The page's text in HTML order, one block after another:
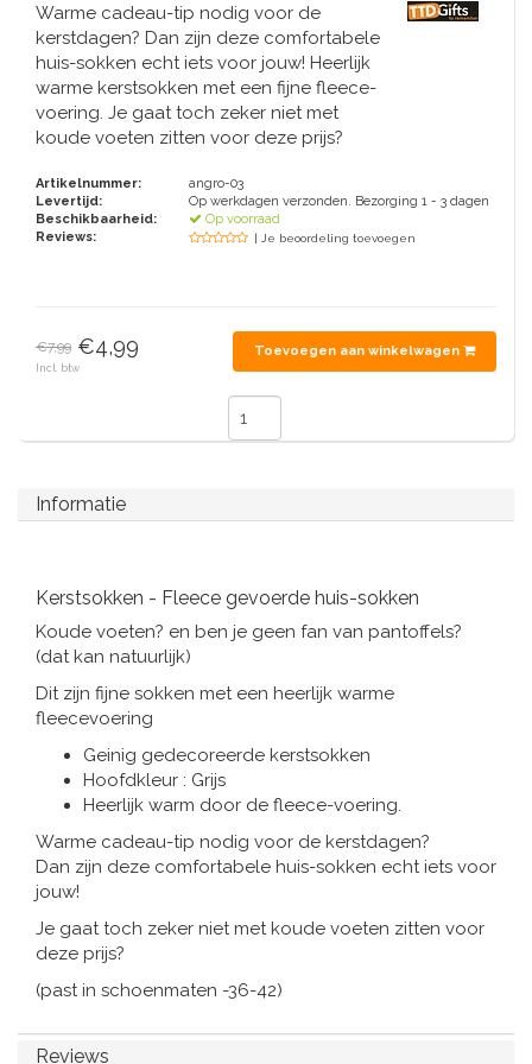
Piet Mondriaan
Maria Sibylla Merian
Jacob Marrel
Fabritius - Het puttertje
Oranje artikelen
Mokken en Pullen
Sinterklaas
Pillen en Spiegeldoosjes
Nautische Souvenirs
Asbakken
Wens & Ansichtkaarten
Koninghuis artikelen
Pins - Speldjes
Wandborden - Gekleurd en Delfts blauw
Peper en Zout stelletjes
Speelkaarten
Katoenen draagtassen
Opvouwbare Nylon tassen
Toilettassen - Make-up tassen
Rompers en Slabbetjes
Waaiers
Reis - Nekkussens
Delfts blauwe wenskaarten
Delfts blauwe tegels
Delfts blauwe vazen
Delfts blauwe servetten
Delfts blauwe Fashionitems
Warme cadeau-tip nodig voor de
kerstdagen? Dan zijn deze comfortabele
huis-sokken echt iets voor jouw! Heerlijk
warme kerstsokken met een fijne fleece-
voering. Je gaat toch zeker niet met
koude voeten zitten voor deze prijs?
Artikelnummer:
angro-03
Levertijd:
Op werkdagen verzonden. Bezorging 1 - 3 dagen
Beschikbaarheid:
Op voorraad
Reviews:
| Je beoordeling toevoegen
€7,99 €4,99
Incl. btw
Toevoegen aan winkelwagen
Informatie
Kerstsokken - Fleece gevoerde huis-sokken
Koude voeten? en ben je geen fan van pantoffels?
(dat kan natuurlijk)
Dit zijn fijne sokken met een heerlijk warme
fleecevoering
Geinig gedecoreerde kerstsokken
Hoofdkleur : Grijs
Heerlijk warm door de fleece-voering.
Warme cadeau-tip nodig voor de kerstdagen?
Dan zijn deze comfortabele huis-sokken echt iets voor
jouw!
Je gaat toch zeker niet met koude voeten zitten voor
deze prijs?
(past in schoenmaten -36-42)
Reviews